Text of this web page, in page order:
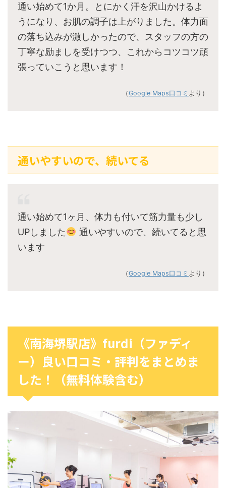
通い始めて1か月。とにかく汗を沢山かけるよ
うになり、お肌の調子は上がりました。体力面
の落ち込みが激しかったので、スタッフの方の
丁寧な励ましを受けつつ、これからコツコツ頑
張っていこうと思います！
（Google Maps口コミ より）
通いやすいので、続いてる
通い始めて1ヶ月、体力も付いて筋力量も少し
UPしました
通いやすいので、続いてると思
います
（Google Maps口コミ より）
《南海堺駅店》furdi（ファディ
ー）良い口コミ・評判をまとめま
した！（無料体験含む）